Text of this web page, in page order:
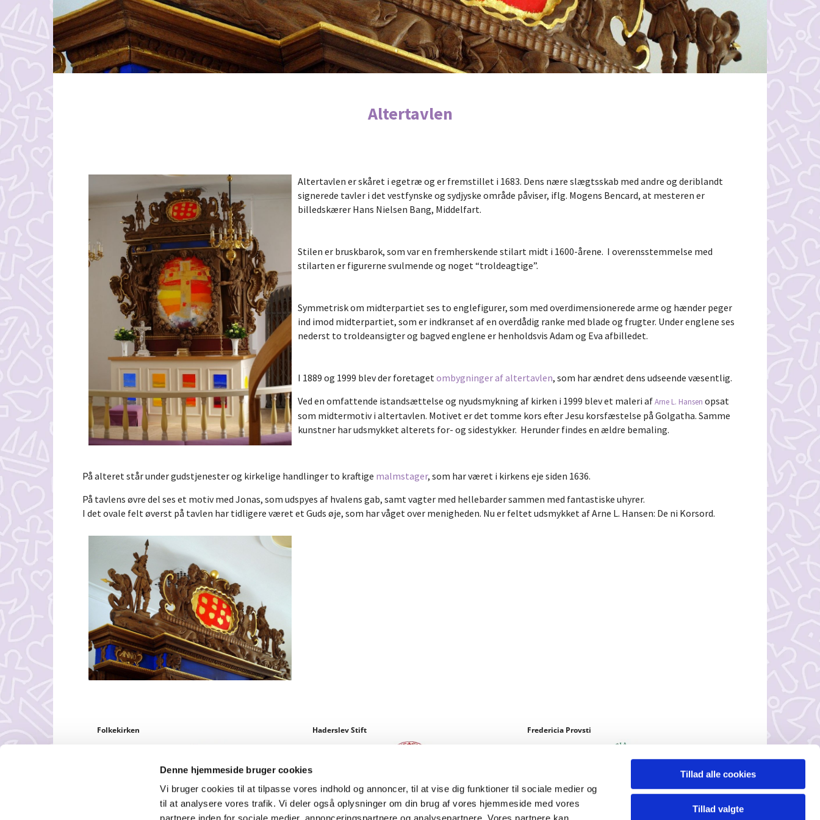
Denne hjemmeside bruger cookies
Vi bruger cookies til at tilpasse vores indhold og annoncer, til at vise dig funktioner til sociale medier og
til at analysere vores trafik. Vi deler også oplysninger om din brug af vores hjemmeside med vores
Tillad alle cookies
Tillad valgte
Altertavlen
Altertavlen er skåret i egetræ og er fremstillet i 1683. Dens nære slægtsskab med andre og deriblandt
signerede tavler i det vestfynske og sydjyske område påviser, iflg. Mogens Bencard, at mesteren er
billedskærer Hans Nielsen Bang, Middelfart.
Stilen er bruskbarok, som var en fremherskende stilart midt i 1600-årene. I overensstemmelse med
stilarten er figurerne svulmende og noget “troldeagtige”.
Symmetrisk om midterpartiet ses to englefigurer, som med overdimensionerede arme og hænder peger
ind imod midterpartiet, som er indkranset af en overdådig ranke med blade og frugter. Under englene ses
nederst to troldeansigter og bagved englene er henholdsvis Adam og Eva afbilledet.
I 1889 og 1999 blev der foretagetombygninger af altertavlen, som har ændret dens udseende væsentlig.
Ved en omfattende istandsættelse og nyudsmykning af kirken i 1999 blev et maleri afArne L. Hansen opsat
som midtermotiv i altertavlen. Motivet er det tomme kors efter Jesu korsfæstelse på Golgatha. Samme
kunstner har udsmykket alterets for- og sidestykker. Herunder findes en ældre bemaling.
På alteret står under gudstjenester og kirkelige handlinger to kraftige malmstager, som har været i kirkens eje siden 1636.
På tavlens øvre del ses et motiv med Jonas, som udspyes af hvalens gab, samt vagter med hellebarder sammen med fantastiske uhyrer.
I det ovale felt øverst på tavlen har tidligere været et Guds øje, som har våget over menigheden. Nu er feltet udsmykket af Arne L. Hansen: De ni Korsord.
Folkekirken Haderslev Stift Fredericia Provsti